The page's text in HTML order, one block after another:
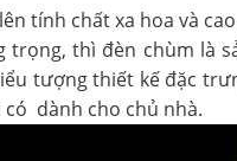
tính chất xa hoa và
trọng, thì đèn chùm là
tượng thiết kế đặc
có dành cho chủ nhà.